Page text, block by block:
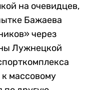
на очевидцев,
Бажаева
через
Лужнецкой
массовому